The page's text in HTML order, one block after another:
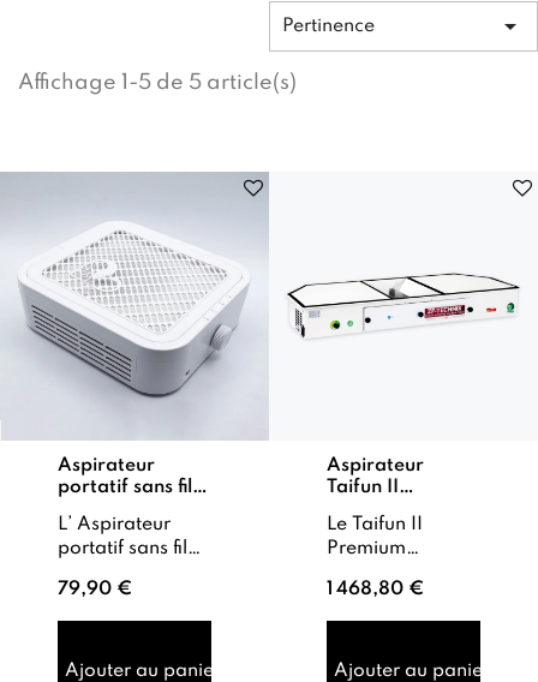
Pertinence 
Affichage 1-5 de 5 article(s)
Aspirateur
portatif sans fil
L’ Aspirateur
portatif sans fil
outil compact et
puissant,
conçu pour
79,90 €
Ajouter au panier
Aspirateur
Taifun II
Premium
GreenTech
Le Taifun II
Premium
marque
Novaflair est un
professionnel
1 468,80 €
Ajouter au panier